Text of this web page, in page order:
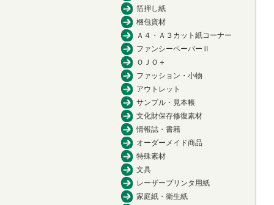
箔押し紙
梱包資材
Ａ４・Ａ３カット紙コーナー
ファンシーペーパーⅡ
ＯＪＯ＋
ファッション・小物
アウトレット
サンプル・見本帳
文化財保存修復素材
情報誌・書籍
オーダーメイド商品
特殊素材
文具
レーザープリンタ用紙
家庭紙・衛生紙